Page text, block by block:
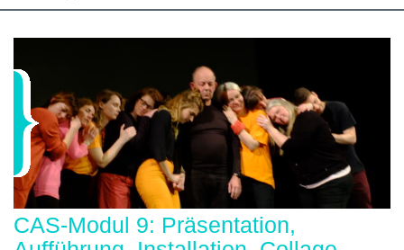
CAS-Modul 9: Präsentation,